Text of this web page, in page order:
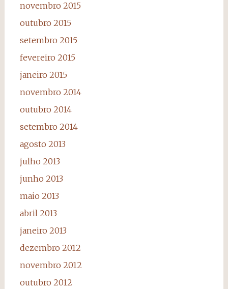
novembro 2015
outubro 2015
setembro 2015
fevereiro 2015
janeiro 2015
novembro 2014
outubro 2014
setembro 2014
agosto 2013
julho 2013
junho 2013
maio 2013
abril 2013
janeiro 2013
dezembro 2012
novembro 2012
outubro 2012